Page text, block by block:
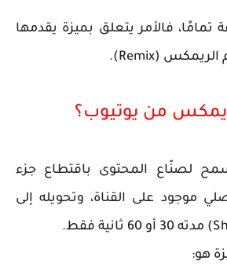
تمامًا، فالأمر يتعلق بميزة يقدمها
الريمكس (Remix) .
من يوتيوب؟
لصنّاع المحتوى باقتطاع جزء
موجود على القناة، وتحويله إلى
30 أو 60 ثانية فقط
.
هو: